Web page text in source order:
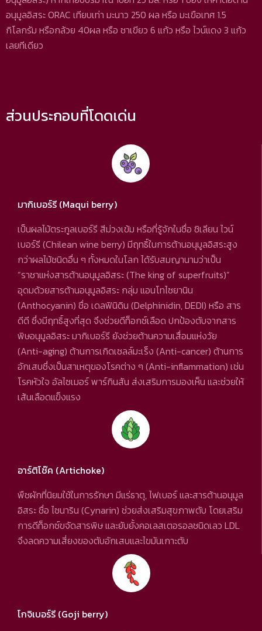
อนุมูลอิสระ ORAC เทียบเท่า มะนาว 250 ผล หรือ มะเขือเทศ 1.5
กิโลกรัม หรือกล้วย 40ผล หรือ ชาเขียว 6 แก้ว หรือ ไวน์แดง 3 แก้ว
เลยทีเดียว
ส่วนประกอบที่โดดเด่น
มากิเบอร์รี (Maqui berry)
เป็นผลไม้ตระกูลเบอร์รี สีม่วงเข้ม หรือที่รู้จักในชื่อ ชิเลียน ไวน์
เบอร์รี (Chilean wine berry) มีฤทธิ์ในการต้านอนุมูลอิสระสูง
กว่าผลไม้ชนิดอื่น ๆ ทั้งหมดในโลก ได้รับสมญานามว่าเป็น
“ราชาแห่งสารต้านอนุมูลอิสระ (The king of superfruits)”
อุดมด้วยสารต้านอนุมูลอิสระ กลุ่ม แอนโทไซยานิน
(Anthocyanin) ชื่อ เดลฟินิดิน (Delphinidin, DEDI) หรือ สาร
ดีดี ซึ่งมีฤทธิ์สูงที่สุด จึงช่วยดีท็อกซ์เลือด ปกป้องตับจากสาร
พิษอนุมูลอิสระ มากิเบอร์รี ยังช่วยต้านความเสื่อมแห่งวัย
(Anti-aging) ต้านการเกิดเซลล์มะเร็ง (Anti-cancer) ต้านการ
อักเสบซึ่งเป็นสาเหตุของโรคต่าง ๆ (Anti-inflammation) เช่น
โรคหัวใจ อัลไซเมอร์ พาร์กินสัน ส่งเสริมการมองเห็น และช่วยให้
เส้นเลือดแข็งแรง
อาร์ติโช๊ค (Artichoke)
พืชผักที่นิยมใช้ในการรักษา มีแร่ธาตุ, ไฟเบอร์ และสารต้านอนุมูล
อิสระ ชื่อ ไซนาริน (Cynarin) ช่วยส่งเสริมสุขภาพตับ โดยเสริม
การดีท็อกซ์ขจัดสารพิษ และยับยั้งคอเลสเตอรอลชนิดเลว LDL
จึงลดความเสี่ยงของตับอักเสบและไขมันเกาะตับ
โกจิเบอร์รี (Goji berry)